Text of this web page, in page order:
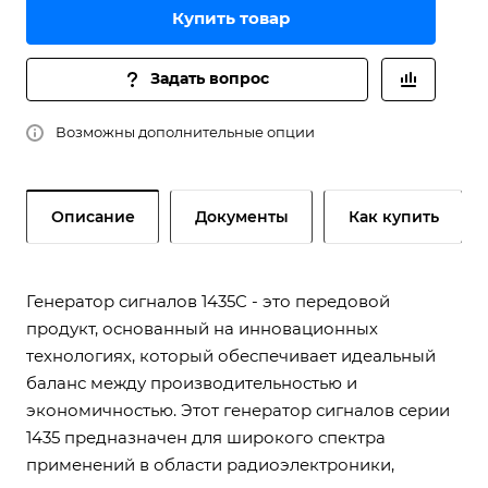
Купить товар
Задать вопрос
Возможны дополнительные опции
Описание Документы Как купить
Генератор сигналов 1435C - это передовой
продукт, основанный на инновационных
технологиях, который обеспечивает идеальный
баланс между производительностью и
экономичностью. Этот генератор сигналов серии
1435 предназначен для широкого спектра
применений в области радиоэлектроники,